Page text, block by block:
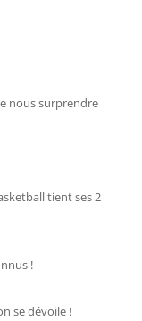
nous surprendre
tient ses 2
!
se dévoile !